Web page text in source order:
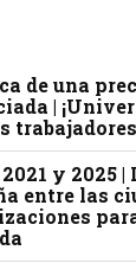
de una
|
y 2025
entre las